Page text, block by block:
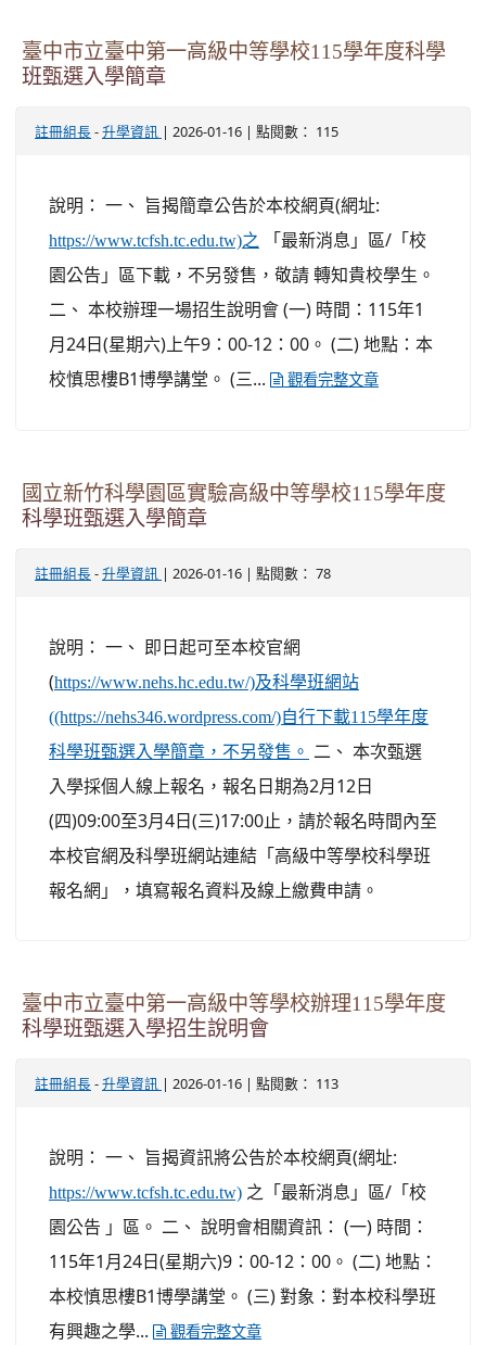
臺中市立臺中第一高級中等學校115學年度科學
班甄選入學簡章
註冊組長 - 升學資訊 | 2026-01-16 | 點閱數： 115
說明： 一、 旨揭簡章公告於本校網頁(網址:
https://www.tcfsh.tc.edu.tw)之
「最新消息」區/「校
園公告」區下載，不另發售，敬請 轉知貴校學生。
二、 本校辦理一場招生說明會 (一) 時間：115年1
月24日(星期六)上午9：00-12：00。 (二) 地點：本
校慎思樓B1博學講堂。 (三...
觀看完整文章
國立新竹科學園區實驗高級中等學校115學年度
科學班甄選入學簡章
註冊組長 - 升學資訊 | 2026-01-16 | 點閱數： 78
說明： 一、 即日起可至本校官網
(https://www.nehs.hc.edu.tw/)及科學班網站
((https://nehs346.wordpress.com/)自行下載115學年度
科學班甄選入學簡章，不另發售。
二、 本次甄選
入學採個人線上報名，報名日期為2月12日
(四)09:00至3月4日(三)17:00止，請於報名時間內至
本校官網及科學班網站連結「高級中等學校科學班
報名網」，填寫報名資料及線上繳費申請。
臺中市立臺中第一高級中等學校辦理115學年度
科學班甄選入學招生說明會
註冊組長 - 升學資訊 | 2026-01-16 | 點閱數： 113
說明： 一、 旨揭資訊將公告於本校網頁(網址:
https://www.tcfsh.tc.edu.tw) 之「最新消息」區/「校
園公告 」區。 二、 說明會相關資訊： (一) 時間：
115年1月24日(星期六)9：00-12：00。 (二) 地點：
本校慎思樓B1博學講堂。 (三) 對象：對本校科學班
有興趣之學...
觀看完整文章